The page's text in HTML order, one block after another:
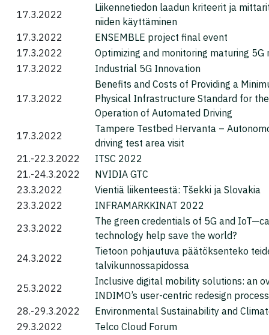
17.3.2022
Liikennetiedon laadun kriteerit ja
niiden käyttäminen
17.3.2022
ENSEMBLE project final event
17.3.2022
Optimizing and monitoring maturing 5G
17.3.2022
Industrial 5G Innovation
17.3.2022
Benefits and Costs of Providing a
Physical Infrastructure Standard for the
Operation of Automated Driving
17.3.2022
Tampere Testbed Hervanta –
driving test area visit
21.-22.3.2022
ITSC 2022
21.-24.3.2022
NVIDIA GTC
23.3.2022
Vientiä liikenteestä: Tšekki ja Slovakia
23.3.2022
INFRAMARKKINAT 2022
23.3.2022
The green credentials of 5G and
technology help save the world?
24.3.2022
Tietoon pohjautuva päätöksenteko
talvikunnossapidossa
25.3.2022
Inclusive digital mobility solutions: an
INDIMO’s user-centric redesign process
28.-29.3.2022
Environmental Sustainability and
29.3.2022
Telco Cloud Forum